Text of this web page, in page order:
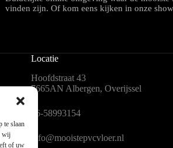
te slaan
wij
of uw
vinden zijn. Of kom eens kijken in onze
Locatie
Hoofdstraat 43
7665AN Albergen, Overijssel
06-58993154
info@mooistepvcvloer.nl